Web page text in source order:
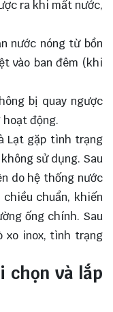
ra khi mất nước,
nước nóng từ bồn
vào ban đêm (khi
bị quay ngược
động.
Lạt gặp tình trạng
sử dụng. Sau
do hệ thống nước
chuẩn, khiến
ống chính. Sau
xo inox, tình trạng
chọn và lắp